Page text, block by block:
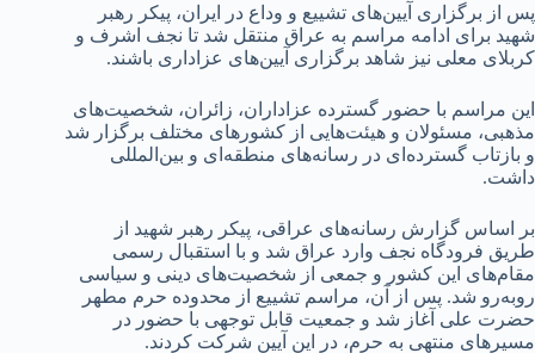
پس از برگزاری آیین‌های تشییع و وداع در ایران، پیکر رهبر
شهید برای ادامه مراسم به عراق منتقل شد تا نجف اشرف و
کربلای معلی نیز شاهد برگزاری آیین‌های عزاداری باشند.
این مراسم با حضور گسترده عزاداران، زائران، شخصیت‌های
مذهبی، مسئولان و هیئت‌هایی از کشورهای مختلف برگزار شد
و بازتاب گسترده‌ای در رسانه‌های منطقه‌ای و بین‌المللی
داشت.
بر اساس گزارش رسانه‌های عراقی، پیکر رهبر شهید از
طریق فرودگاه نجف وارد عراق شد و با استقبال رسمی
مقام‌های این کشور و جمعی از شخصیت‌های دینی و سیاسی
روبه‌رو شد. پس از آن، مراسم تشییع از محدوده حرم مطهر
حضرت علی آغاز شد و جمعیت قابل توجهی با حضور در
مسیرهای منتهی به حرم، در این آیین شرکت کردند.